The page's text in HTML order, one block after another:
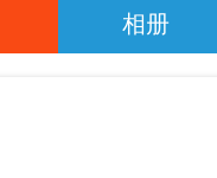
相册